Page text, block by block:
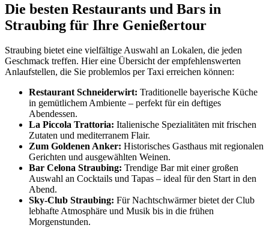
Die besten Restaurants und Bars in
Straubing für Ihre Genießertour
Straubing bietet eine vielfältige Auswahl an Lokalen, die jeden
Geschmack treffen. Hier eine Übersicht der empfehlenswerten
Anlaufstellen, die Sie problemlos per Taxi erreichen können:
Restaurant Schneiderwirt: Traditionelle bayerische Küche
in gemütlichem Ambiente – perfekt für ein deftiges
Abendessen.
La Piccola Trattoria: Italienische Spezialitäten mit frischen
Zutaten und mediterranem Flair.
Zum Goldenen Anker: Historisches Gasthaus mit regionalen
Gerichten und ausgewählten Weinen.
Bar Celona Straubing: Trendige Bar mit einer großen
Auswahl an Cocktails und Tapas – ideal für den Start in den
Abend.
Sky-Club Straubing: Für Nachtschwärmer bietet der Club
lebhafte Atmosphäre und Musik bis in die frühen
Morgenstunden.